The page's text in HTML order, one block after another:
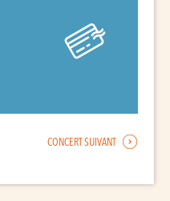
CONCERT SUIVANT